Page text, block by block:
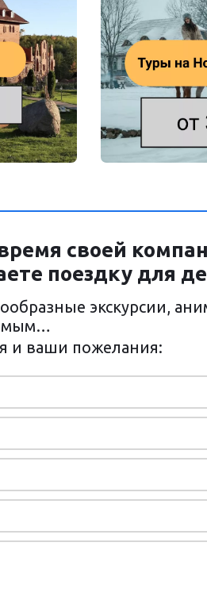
своей
поездку для
экскурсии,
и ваши пожелания: